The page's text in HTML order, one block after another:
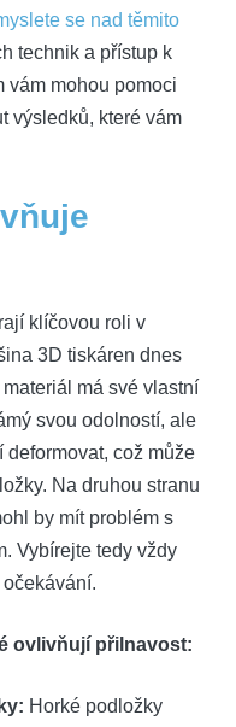
se nad těmito
technik a přístup k
vám mohou pomoci
výsledků, které vám
klíčovou roli v
3D tiskáren dnes
má své vlastní
svou odolností, ale
což může
Na druhou stranu
by mít problém s
Vybírejte tedy vždy
ovlivňují přilnavost:
Horké podložky